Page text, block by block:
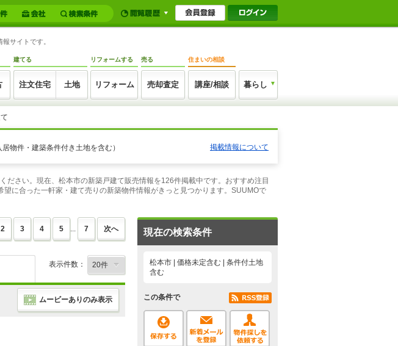
サイトです。
建てる
注文住宅 土地
リフォームする
リフォーム
売る
売却査定
住まいの相談
講座/相談 暮らし
居物件・建築条件付き土地を含む） 掲載情報について
さい。現在、松本市の新築戸建て販売情報を126件掲載中です。おすすめ注目
に合った一軒家・建て売りの新築物件情報がきっと見つかります。SUUMOで
2 3 4 5 ... 7 次へ
表示件数：
ムービーありのみ表示
現在の検索条件
松本市 | 価格未定含む | 条件付土地
含む
この条件で